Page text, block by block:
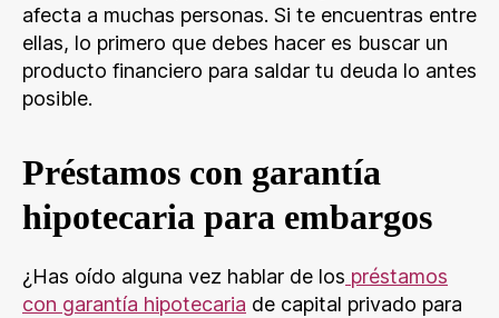
afecta a muchas personas. Si te encuentras entre
ellas, lo primero que debes hacer es buscar un
producto financiero para saldar tu deuda lo antes
posible.
Préstamos con garantía
hipotecaria para embargos
¿Has oído alguna vez hablar de los préstamos
con garantía hipotecaria de capital privado para